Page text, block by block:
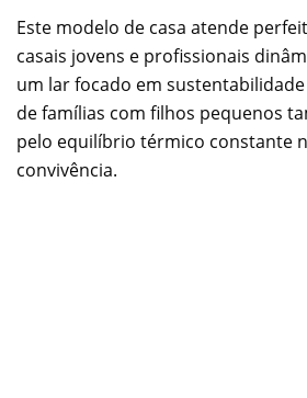
Este modelo de casa atende
casais jovens e profissionais
um lar focado em
de famílias com filhos pequenos
pelo equilíbrio térmico constante
convivência.